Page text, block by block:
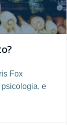
Fox
psicologia, e